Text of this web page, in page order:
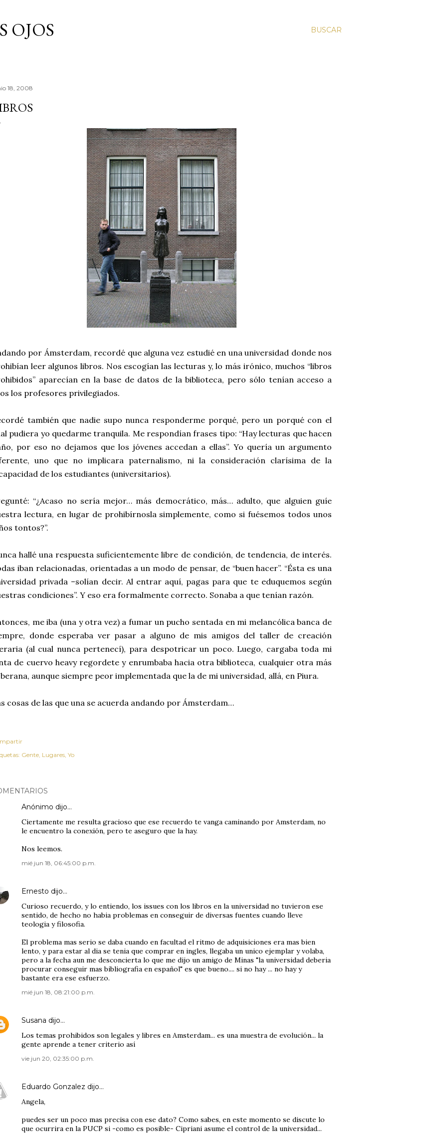
BUSCAR
OJOS
18, 2008
por Ámsterdam, recordé que alguna vez estudié en una universidad donde nos
leer algunos libros. Nos escogían las lecturas y, lo más irónico, muchos “libros
aparecían en la base de datos de la biblioteca, pero sólo tenían acceso a
los profesores privilegiados.
también que nadie supo nunca responderme porqué, pero un porqué con el
pudiera yo quedarme tranquila. Me respondían frases tipo: “Hay lecturas que hacen
por eso no dejamos que los jóvenes accedan a ellas”. Yo quería un argumento
uno que no implicara paternalismo, ni la consideración clarísima de la
de los estudiantes (universitarios).
“¿Acaso no sería mejor… más democrático, más… adulto, que alguien guíe
lectura, en lugar de prohibírnosla simplemente, como si fuésemos todos unos
tontos?”.
hallé una respuesta suficientemente libre de condición, de tendencia, de interés.
iban relacionadas, orientadas a un modo de pensar, de “buen hacer”. “Ésta es una
privada –solían decir. Al entrar aquí, pagas para que te eduquemos según
condiciones”. Y eso era formalmente correcto. Sonaba a que tenían razón.
me iba (una y otra vez) a fumar un pucho sentada en mi melancólica banca de
donde esperaba ver pasar a alguno de mis amigos del taller de creación
(al cual nunca pertenecí), para despotricar un poco. Luego, cargaba toda mi
de cuervo heavy regordete y enrumbaba hacia otra biblioteca, cualquier otra más
aunque siempre peor implementada que la de mi universidad, allá, en Piura.
cosas de las que una se acuerda andando por Ámsterdam…
Gente Lugares Yo
Anónimo dijo…
Ciertamente me resulta gracioso que ese recuerdo te vanga caminando por Amsterdam, no
le encuentro la conexión, pero te aseguro que la hay.
Nos leemos.
mié jun 18, 06:45:00 p.m.
Ernesto dijo…
Curioso recuerdo, y lo entiendo, los issues con los libros en la universidad no tuvieron ese
sentido, de hecho no habia problemas en conseguir de diversas fuentes cuando lleve
teologia y filosofia.
El problema mas serio se daba cuando en facultad el ritmo de adquisiciones era mas bien
lento, y para estar al dia se tenia que comprar en ingles, llegaba un unico ejemplar y volaba,
pero a la fecha aun me desconcierta lo que me dijo un amigo de Minas "la universidad deberia
procurar conseguir mas bibliografia en español" es que bueno.... si no hay ... no hay y
bastante era ese esfuerzo.
mié jun 18, 08:21:00 p.m.
Susana dijo…
Los temas prohibidos son legales y libres en Amsterdam... es una muestra de evolución... la
gente aprende a tener criterio así
vie jun 20, 02:35:00 p.m.
Eduardo Gonzalez dijo…
Angela,
puedes ser un poco mas precisa con ese dato? Como sabes, en este momento se discute lo
que ocurrira en la PUCP si -como es posible- Cipriani asume el control de la universidad...